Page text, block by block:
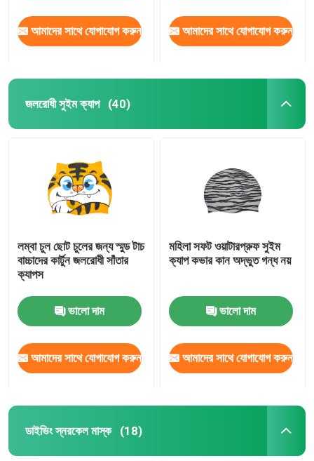
আমাদের সাথে যোগাযোগ করুন আমাদের সাথে যোগাযোগ করুন
জলরোধী সুইম ক্যাপ (40)
লম্বা চুল ছোট চুলের জন্য স্মুড টাচ
বাচ্চাদের কার্টুন জলরোধী সাঁতার
ক্যাপস
ভালো দাম
আমাদের সাথে যোগাযোগ করুন
মহিলা সফট ওয়াটারপ্রুফ সুইম
ক্যাপ কভার কান অদ্ভুত গন্ধ নয়
ভালো দাম
আমাদের সাথে যোগাযোগ করুন
ডাইভিং স্নরকেল মাস্ক (18)